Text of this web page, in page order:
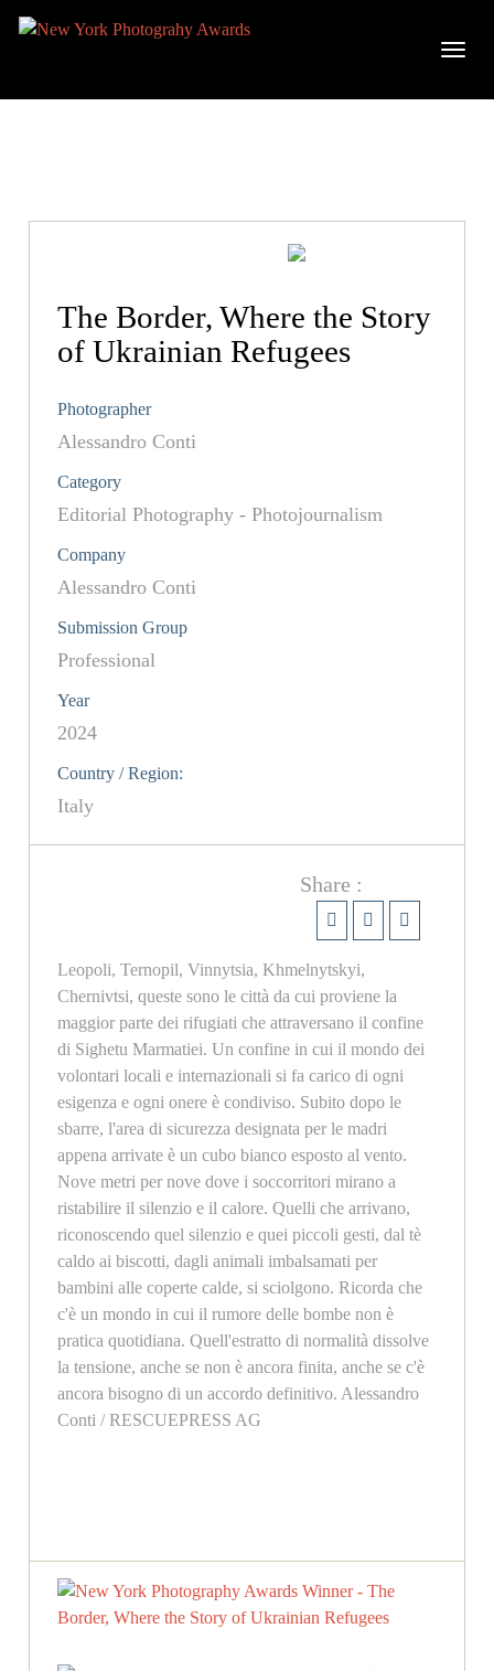
The Border, Where the Story
of Ukrainian Refugees
Photographer
Alessandro Conti
Category
Editorial Photography - Photojournalism
Company
Alessandro Conti
Submission Group
Professional
Year
2024
Country / Region:
Italy
Share :
Leopoli, Ternopil, Vinnytsia, Khmelnytskyi,
Chernivtsi, queste sono le città da cui proviene la
maggior parte dei rifugiati che attraversano il confine
di Sighetu Marmatiei. Un confine in cui il mondo dei
volontari locali e internazionali si fa carico di ogni
esigenza e ogni onere è condiviso. Subito dopo le
sbarre, l'area di sicurezza designata per le madri
appena arrivate è un cubo bianco esposto al vento.
Nove metri per nove dove i soccorritori mirano a
ristabilire il silenzio e il calore. Quelli che arrivano,
riconoscendo quel silenzio e quei piccoli gesti, dal tè
caldo ai biscotti, dagli animali imbalsamati per
bambini alle coperte calde, si sciolgono. Ricorda che
c'è un mondo in cui il rumore delle bombe non è
pratica quotidiana. Quell'estratto di normalità dissolve
la tensione, anche se non è ancora finita, anche se c'è
ancora bisogno di un accordo definitivo. Alessandro
Conti / RESCUEPRESS AG